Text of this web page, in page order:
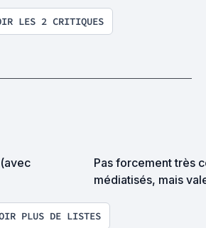
LES 2 CRITIQUES
Pas forcement très
médiatisés, mais
PLUS DE LISTES